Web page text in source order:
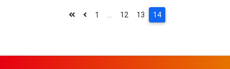
1 12 13 14